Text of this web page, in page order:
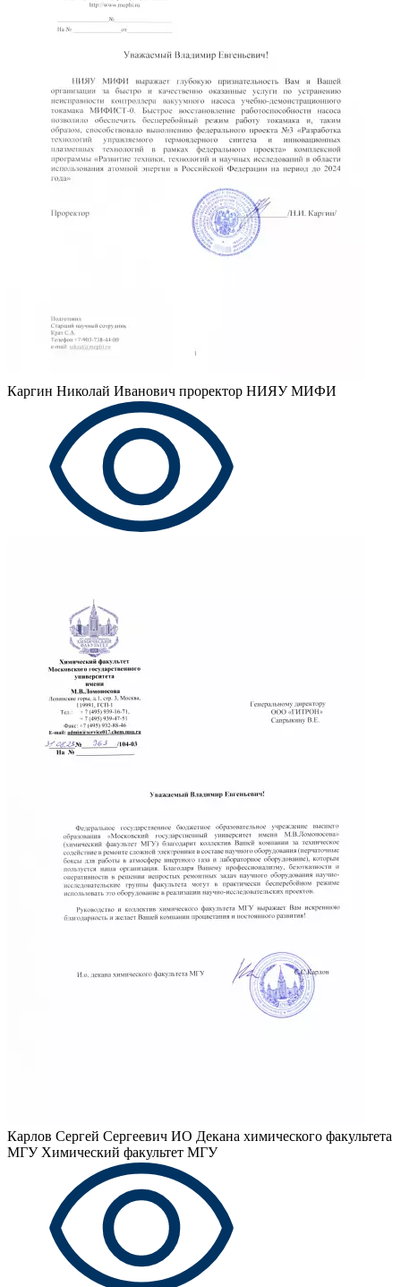
Каргин Николай Иванович проректор НИЯУ МИФИ
Карлов Сергей Сергеевич ИО Декана химического факультета
МГУ Химический факультет МГУ